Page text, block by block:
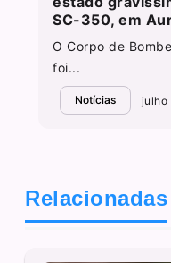
SC-350, em
O Corpo de
foi...
Notícias julho
Relacionadas